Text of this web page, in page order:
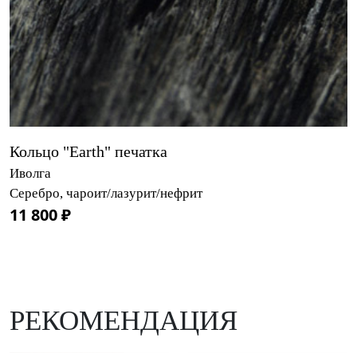
Кольцо "Earth" печатка
Иволга
Серебро, чароит/лазурит/нефрит
11 800 ₽
РЕКОМЕНДАЦИЯ